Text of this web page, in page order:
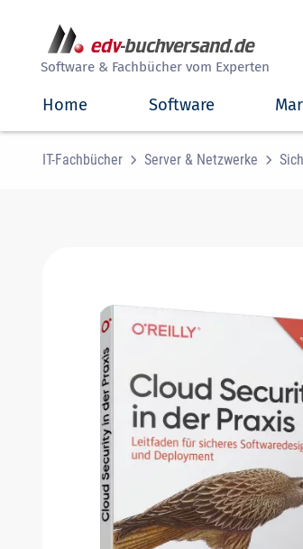
Software & Fachbücher vom Experten
Home Software
IT-Fachbücher Server & Netzwerke